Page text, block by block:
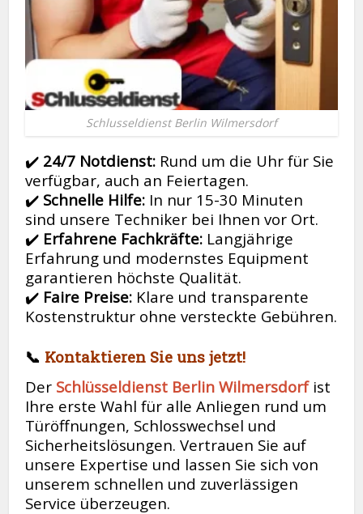
Schlusseldienst Berlin Wilmersdorf
✔️ 24/7 Notdienst: Rund um die Uhr für Sie
verfügbar, auch an Feiertagen.
✔️ Schnelle Hilfe: In nur 15-30 Minuten
sind unsere Techniker bei Ihnen vor Ort.
✔️ Erfahrene Fachkräfte: Langjährige
Erfahrung und modernstes Equipment
garantieren höchste Qualität.
✔️ Faire Preise: Klare und transparente
Kostenstruktur ohne versteckte Gebühren.
📞 Kontaktieren Sie uns jetzt!
Der Schlüsseldienst Berlin Wilmersdorfist
Ihre erste Wahl für alle Anliegen rund um
Türöffnungen, Schlosswechsel und
Sicherheitslösungen. Vertrauen Sie auf
unsere Expertise und lassen Sie sich von
unserem schnellen und zuverlässigen
Service überzeugen.